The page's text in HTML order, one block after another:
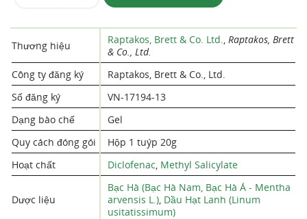
Thương hiệu Raptakos, Brett & Co. Ltd., Raptakos, Brett
& Co., Ltd.
Công ty đăng ký
Raptakos, Brett & Co., Ltd.
Số đăng ký
VN-17194-13
Dạng bào chế
Gel
Quy cách đóng gói
Hộp 1 tuýp 20g
Hoạt chất
Diclofenac, Methyl Salicylate
Dược liệu
Bạc Hà (Bạc Hà Nam, Bạc Hà Á - Mentha
arvensis L.), Dầu Hạt Lanh (Linum
usitatissimum)